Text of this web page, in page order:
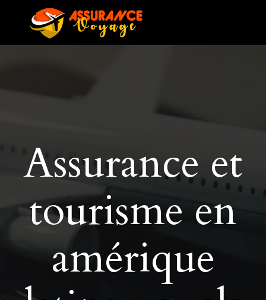
Assurance et
tourisme en
amérique